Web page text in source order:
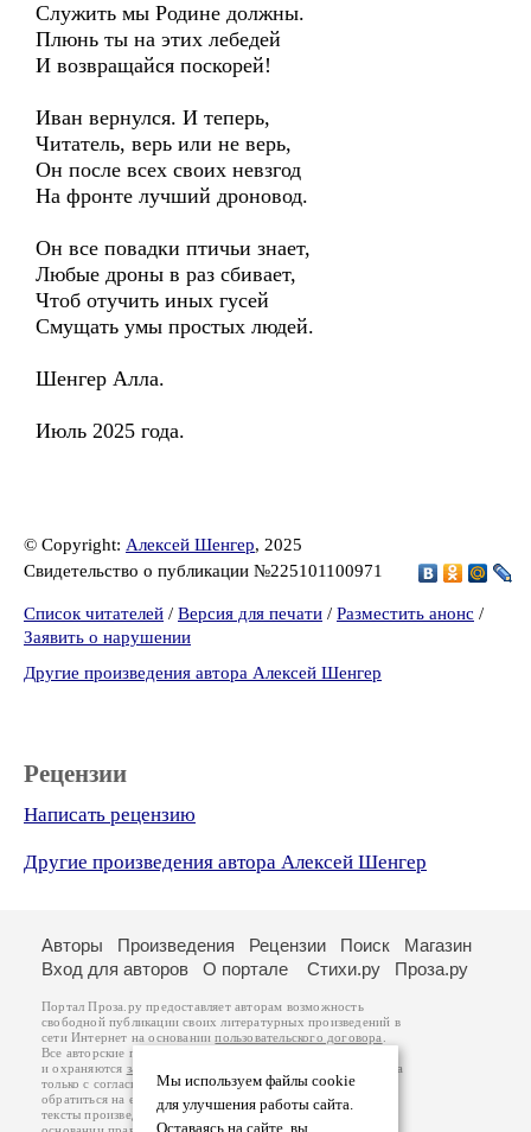
Служить мы Родине должны.
Плюнь ты на этих лебедей
И возвращайся поскорей!
Иван вернулся. И теперь,
Читатель, верь или не верь,
Он после всех своих невзгод
На фронте лучший дроновод.
Он все повадки птичьи знает,
Любые дроны в раз сбивает,
Чтоб отучить иных гусей
Смущать умы простых людей.
Шенгер Алла.
Июль 2025 года.
© Copyright: Алексей Шенгер, 2025
Свидетельство о публикации №225101100971
Список читателей / Версия для печати / Разместить анонс /
Заявить о нарушении
Другие произведения автора Алексей Шенгер
Рецензии
Написать рецензию
Другие произведения автора Алексей Шенгер
Мы используем файлы cookie
для улучшения работы сайта.
Оставаясь на сайте, вы
Авторы Произведения Рецензии Поиск
Магазин
Вход для авторов
О портале Стихи.ру Проза.ру
Портал Проза.ру предоставляет авторам возможность
свободной публикации своих литературных произведений в
сети Интернет на основаниипользовательского договора
Все авторские права на произведения принадлежат авторам
и охраняются законом
. Перепечатка произведений возможна
только с согласия его автора, к которому вы можете
обратиться на его авторской странице. Ответственность за
тексты произведений авторы несут самостоятельно на